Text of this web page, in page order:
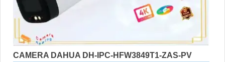
CAMERA DAHUA DH-IPC-HFW3849T1-ZAS-PV